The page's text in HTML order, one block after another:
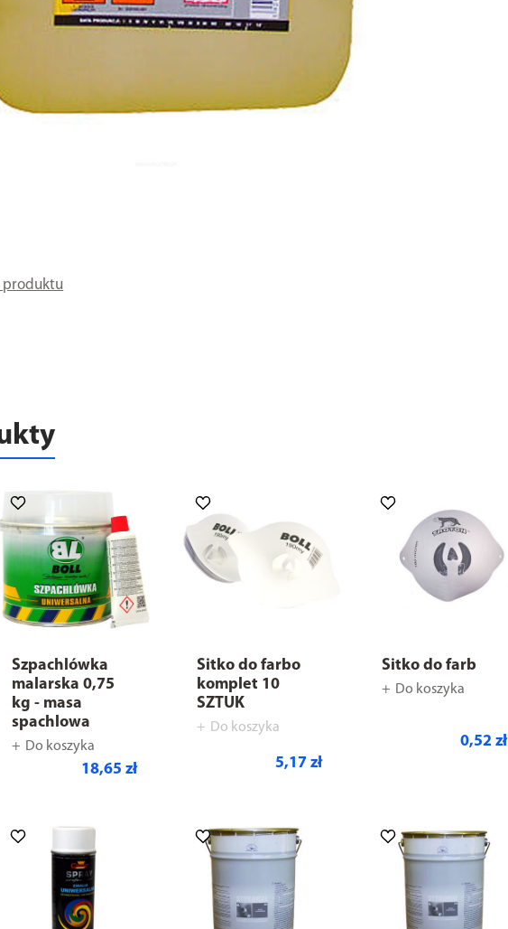
produktu
Szpachlówka
malarska 0,75
kg - masa
spachlowa
Do koszyka
18,65 zł
Sitko do farbo
komplet 10
SZTUK
Do koszyka
5,17 zł
Sitko do farb
Do koszyka
0,52 zł